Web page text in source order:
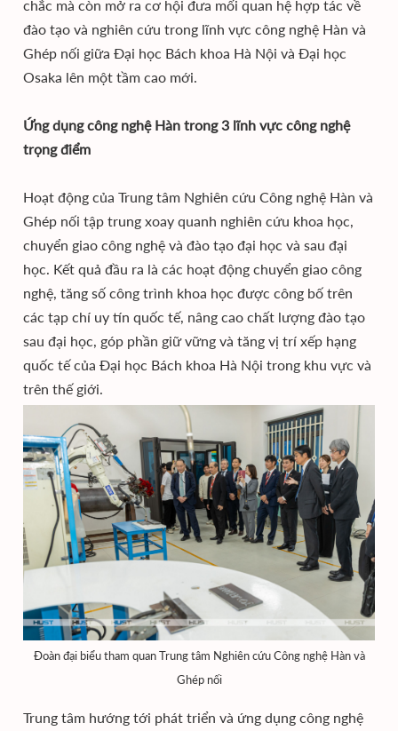
chắc mà còn mở ra cơ hội đưa mối quan hệ hợp tác về
đào tạo và nghiên cứu trong lĩnh vực công nghệ Hàn và
Ghép nối giữa Đại học Bách khoa Hà Nội và Đại học
Osaka lên một tầm cao mới.
Ứng dụng công nghệ Hàn trong 3 lĩnh vực công nghệ
trọng điểm
Hoạt động của Trung tâm Nghiên cứu Công nghệ Hàn và
Ghép nối tập trung xoay quanh nghiên cứu khoa học,
chuyển giao công nghệ và đào tạo đại học và sau đại
học. Kết quả đầu ra là các hoạt động chuyển giao công
nghệ, tăng số công trình khoa học được công bố trên
các tạp chí uy tín quốc tế, nâng cao chất lượng đào tạo
sau đại học, góp phần giữ vững và tăng vị trí xếp hạng
quốc tế của Đại học Bách khoa Hà Nội trong khu vực và
trên thế giới.
Đoàn đại biểu tham quan Trung tâm Nghiên cứu Công nghệ Hàn và
Ghép nối
Trung tâm hướng tới phát triển và ứng dụng công nghệ